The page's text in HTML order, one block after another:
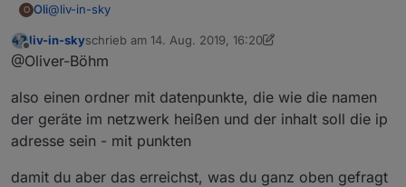
O Oli@liv-in-sky
ja die Namen und IP Adressen, die IP Adressen sind ja in
der ID enthalten, da müsste ja nur der Unterstrich durch
Offline
liv-in-skyschrieb am 14. Aug. 2019, 16:20
zuletzt editiert von liv-in-sky
@Oliver-Böhm
also einen ordner mit datenpunkte, die wie die namen
der geräte im netzwerk heißen und der inhalt soll die ip
adresse sein - mit punkten
damit du aber das erreichst, was du ganz oben gefragt